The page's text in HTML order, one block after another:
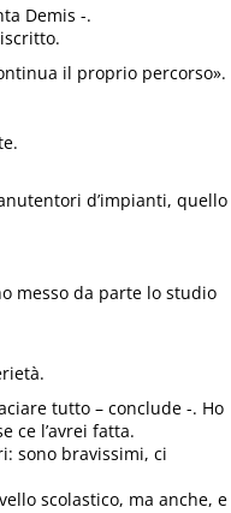
Demis -.
il proprio percorso».
d’impianti, quello
messo da parte lo studio
tutto – conclude -. Ho
ce l’avrei fatta.
sono bravissimi, ci
scolastico, ma anche, e